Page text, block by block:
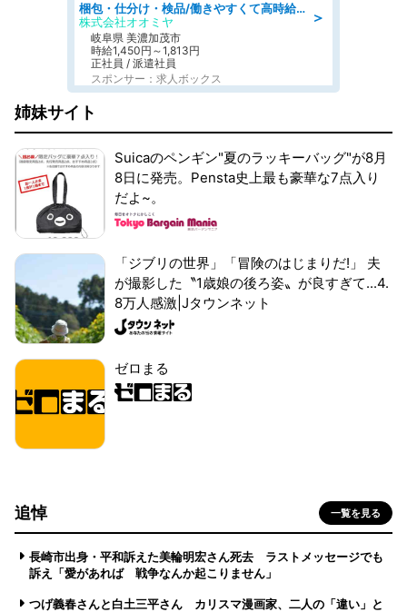
＞
梱包・仕分け・検品/働きやすくて高時給の仕分け作業長期休暇充実/残業なし
株式会社オオミヤ
岐阜県 美濃加茂市
時給1,450円～1,813円
正社員 / 派遣社員
スポンサー：求人ボックス
姉妹サイト
Suicaのペンギン"夏のラッキーバッグ"が8月
8日に発売。Pensta史上最も豪華な7点入り
だよ~。
「ジブリの世界」「冒険のはじまりだ!」 夫
が撮影した〝1歳娘の後ろ姿〟が良すぎて...4.
8万人感激|Jタウンネット
ゼロまる
追悼 一覧を見る
長崎市出身・平和訴えた美輪明宏さん死去 ラストメッセージでも
訴え「愛があれば 戦争なんか起こりません」
つげ義春さんと白土三平さん カリスマ漫画家、二人の「違い」と